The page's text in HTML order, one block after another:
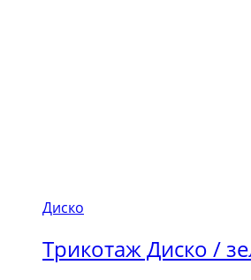
Диско
Трикотаж Диско /